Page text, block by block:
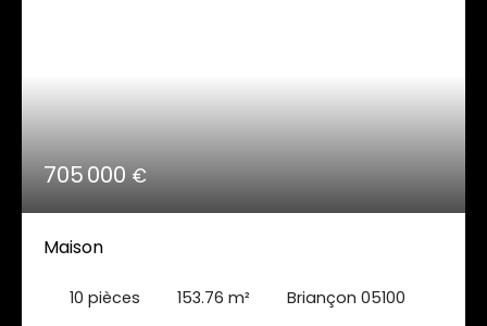
705 000€
Maison
10 pièces 153.76 m² Briançon 05100